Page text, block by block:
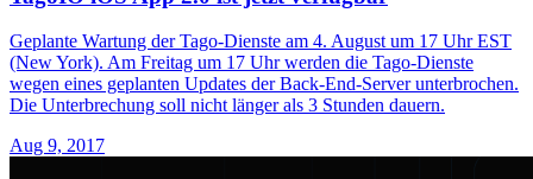
Geplante Wartung der Tago-Dienste am 4. August um 17 Uhr EST
(New York). Am Freitag um 17 Uhr werden die Tago-Dienste
wegen eines geplanten Updates der Back-End-Server unterbrochen.
Die Unterbrechung soll nicht länger als 3 Stunden dauern.
Aug 9, 2017